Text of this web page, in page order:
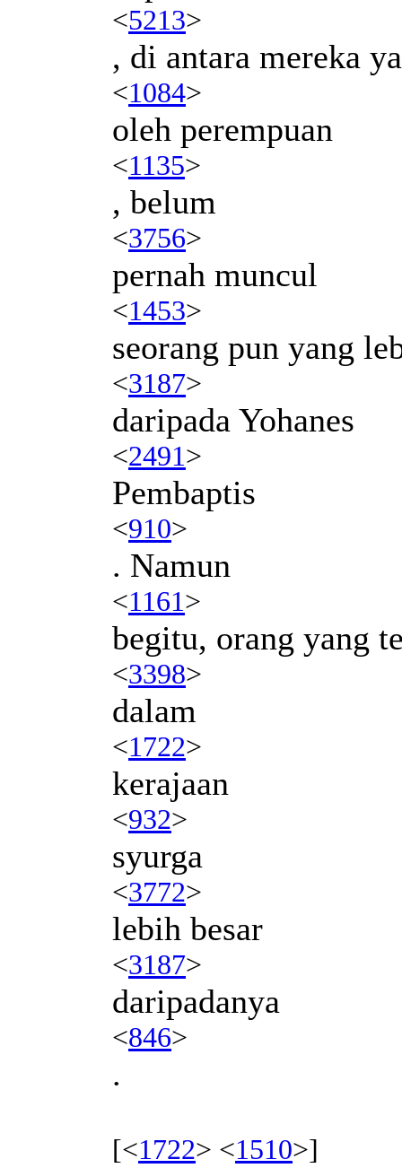
<5213>
, di antara mereka
<1084>
oleh perempuan
<1135>
, belum
<3756>
pernah muncul
<1453>
seorang pun yang
<3187>
daripada Yohanes
<2491>
Pembaptis
<910>
. Namun
<1161>
begitu, orang yang
<3398>
dalam
<1722>
kerajaan
<932>
syurga
<3772>
lebih besar
<3187>
daripadanya
<846>
.
[<1722> <1510>]